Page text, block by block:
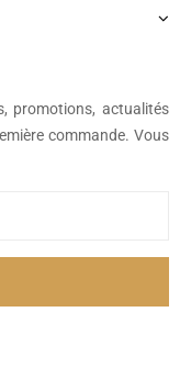
promotions, actualités
commande. Vous